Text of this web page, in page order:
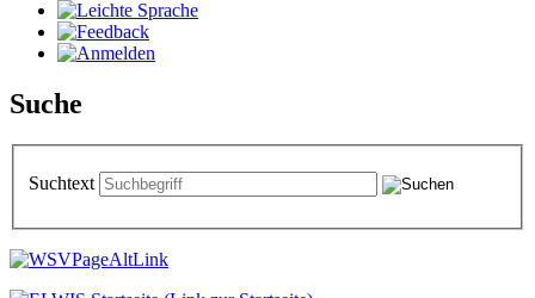
Suche
Suchtext